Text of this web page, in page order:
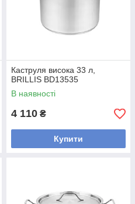
Каструля висока 33 л,
BRILLIS BD13535
В наявності
4 110 ₴
Купити